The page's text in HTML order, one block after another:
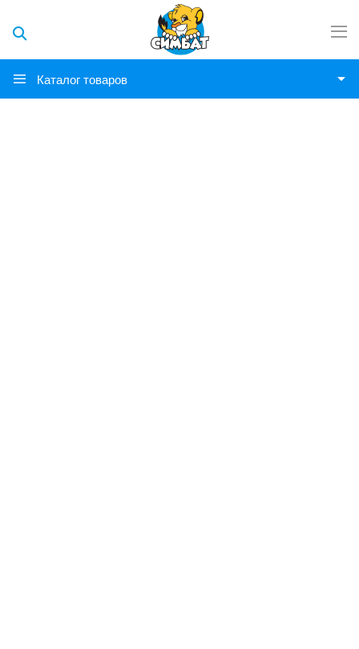
Каталог товаров